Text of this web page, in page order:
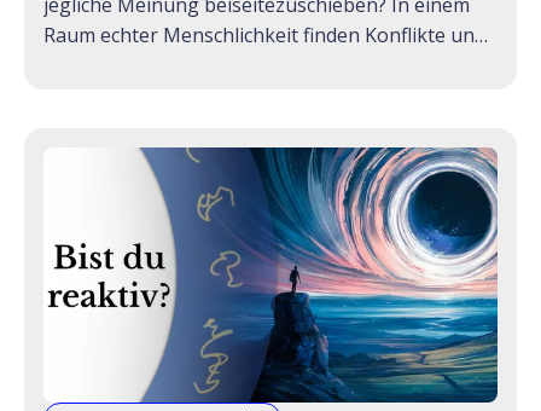
Raum echter Menschlichkeit finden Konflikte und